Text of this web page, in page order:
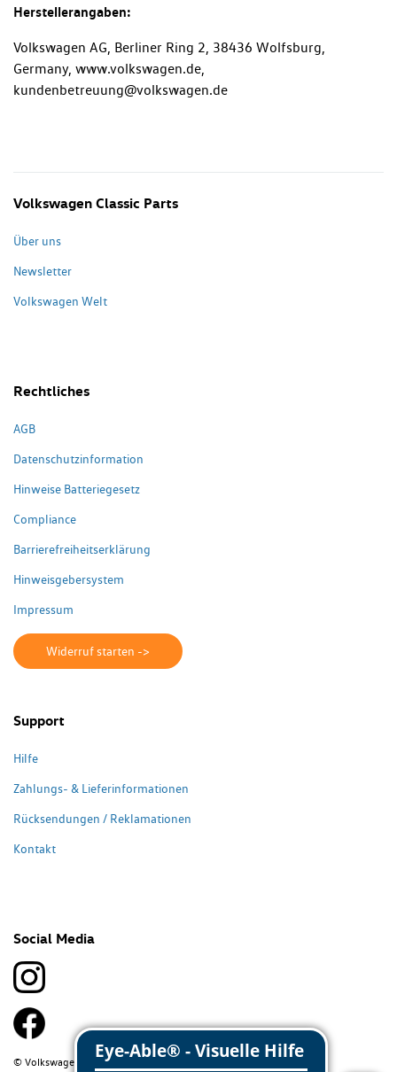
Herstellerangaben:
Volkswagen AG, Berliner Ring 2, 38436 Wolfsburg,
Germany, www.volkswagen.de,
kundenbetreuung@volkswagen.de
Volkswagen Classic Parts
Über uns
Newsletter
Volkswagen Welt
Rechtliches
AGB
Datenschutzinformation
Hinweise Batteriegesetz
Compliance
Barrierefreiheitserklärung
Hinweisgebersystem
Impressum
Widerruf starten ->
Support
Hilfe
Zahlungs- & Lieferinformationen
Rücksendungen / Reklamationen
Kontakt
Social Media
© Volkswagen Classic Parts 2026